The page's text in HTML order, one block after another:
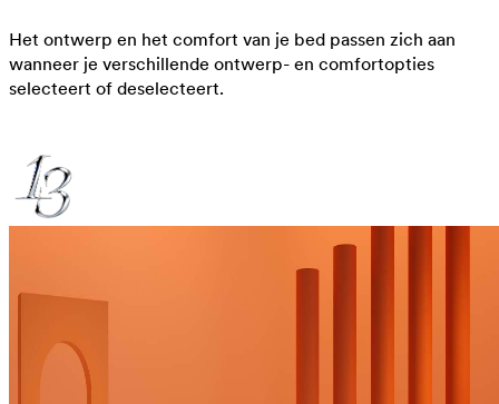
Het ontwerp en het comfort van je bed passen zich aan
wanneer je verschillende ontwerp- en comfortopties
selecteert of deselecteert.